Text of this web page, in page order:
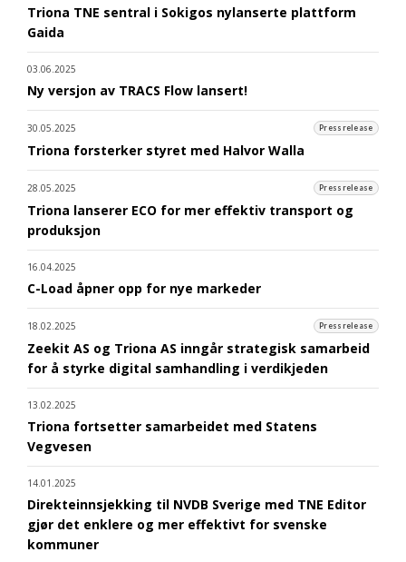
Triona TNE sentral i Sokigos nylanserte plattform
Gaida
03.06.2025
Ny versjon av TRACS Flow lansert!
30.05.2025 Pressrelease
Triona forsterker styret med Halvor Walla
28.05.2025 Pressrelease
Triona lanserer ECO for mer effektiv transport og
produksjon
16.04.2025
C-Load åpner opp for nye markeder
18.02.2025 Pressrelease
Zeekit AS og Triona AS inngår strategisk samarbeid
for å styrke digital samhandling i verdikjeden
13.02.2025
Triona fortsetter samarbeidet med Statens
Vegvesen
14.01.2025
Direkteinnsjekking til NVDB Sverige med TNE Editor
gjør det enklere og mer effektivt for svenske
kommuner